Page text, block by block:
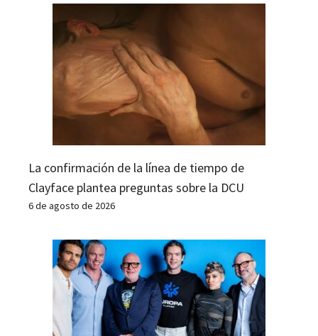
La confirmación de la línea de tiempo de
Clayface plantea preguntas sobre la DCU
6 de agosto de 2026